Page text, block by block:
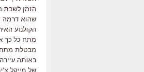
הזמן לשבת
שהוא דרמה
הקולנוע
מתח כל כך
מבטלת
באותה
של מייקל